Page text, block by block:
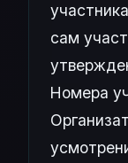
сам
Номера